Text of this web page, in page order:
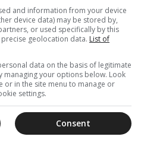
το Μητροπολίτη να
Δρυμώνα.
Ο
ο Ιάκωβος να
και ο νέος
και το χιόνι;
and information from your device
device data) may be stored by,
or used specifically by this
geolocation data. List of
data on the basis of legitimate
managing your options below. Look
in the site menu to manage or
settings.
Consent